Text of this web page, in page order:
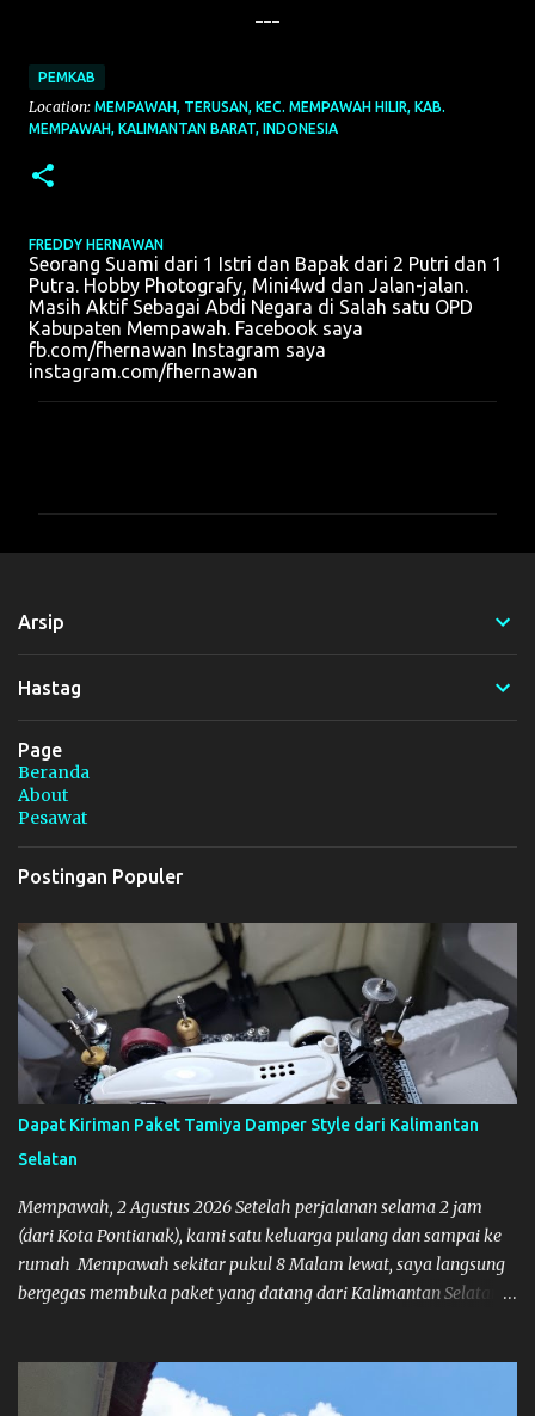
---
PEMKAB
Location: MEMPAWAH, TERUSAN, KEC. MEMPAWAH HILIR, KAB.
MEMPAWAH, KALIMANTAN BARAT, INDONESIA
FREDDY HERNAWAN
Seorang Suami dari 1 Istri dan Bapak dari 2 Putri dan 1
Putra. Hobby Photografy, Mini4wd dan Jalan-jalan.
Masih Aktif Sebagai Abdi Negara di Salah satu OPD
Kabupaten Mempawah. Facebook saya
fb.com/fhernawan Instagram saya
instagram.com/fhernawan
Arsip
Hastag
Page
Beranda
About
Pesawat
Postingan Populer
Dapat Kiriman Paket Tamiya Damper Style dari Kalimantan
Selatan
Mempawah, 2 Agustus 2026 Setelah perjalanan selama 2 jam
(dari Kota Pontianak), kami satu keluarga pulang dan sampai ke
rumah Mempawah sekitar pukul 8 Malam lewat, saya langsung
bergegas membuka paket yang datang dari Kalimantan Selatan.